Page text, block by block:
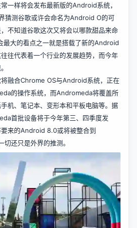
一样将会发布最新版的Android系统，
猜测谷歌或许会命名为Android O的可
不知道谷歌这次又将会以哪款甜品来命
最大的看点之一就是搭载了新的Android
往代表着一个行业的发展趋势，而今年
融合Chrome OS与Android系统，正在
的操作系统，而Andromeda将覆盖所
机、笔记本、变形本和平板电脑等。据
首批设备将于今年第三、四季度发
来的Android 8.0或将被整合到
还只是外界的推测。